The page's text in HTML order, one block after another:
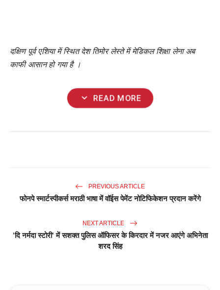
दक्षिण पूर्वएशियामेंस्थितदेशतिमोरलेस्तेमेंमेडिकलशिक्षालेनाअब
काफीआसानहो गयाहै ।
expand_more READ MORE
PREVIOUS ARTICLE
फोनपे स्मार्टस्पीकर्स मराठी भाषा में वॉईस पेमेंट नोटिफिकेशन प्रदान करेंगे
NEXT ARTICLE
'दि नर्मदा स्टोरी' में सशक्त पुलिस ऑफिसर के किरदार में नजर आएंगे अभिनेता
शरद सिंह